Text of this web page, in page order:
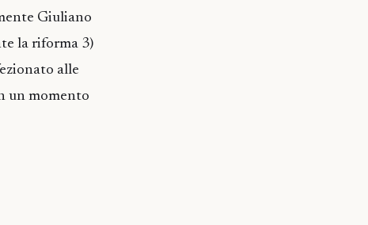
Giuliano
la riforma 3)
alle
un momento